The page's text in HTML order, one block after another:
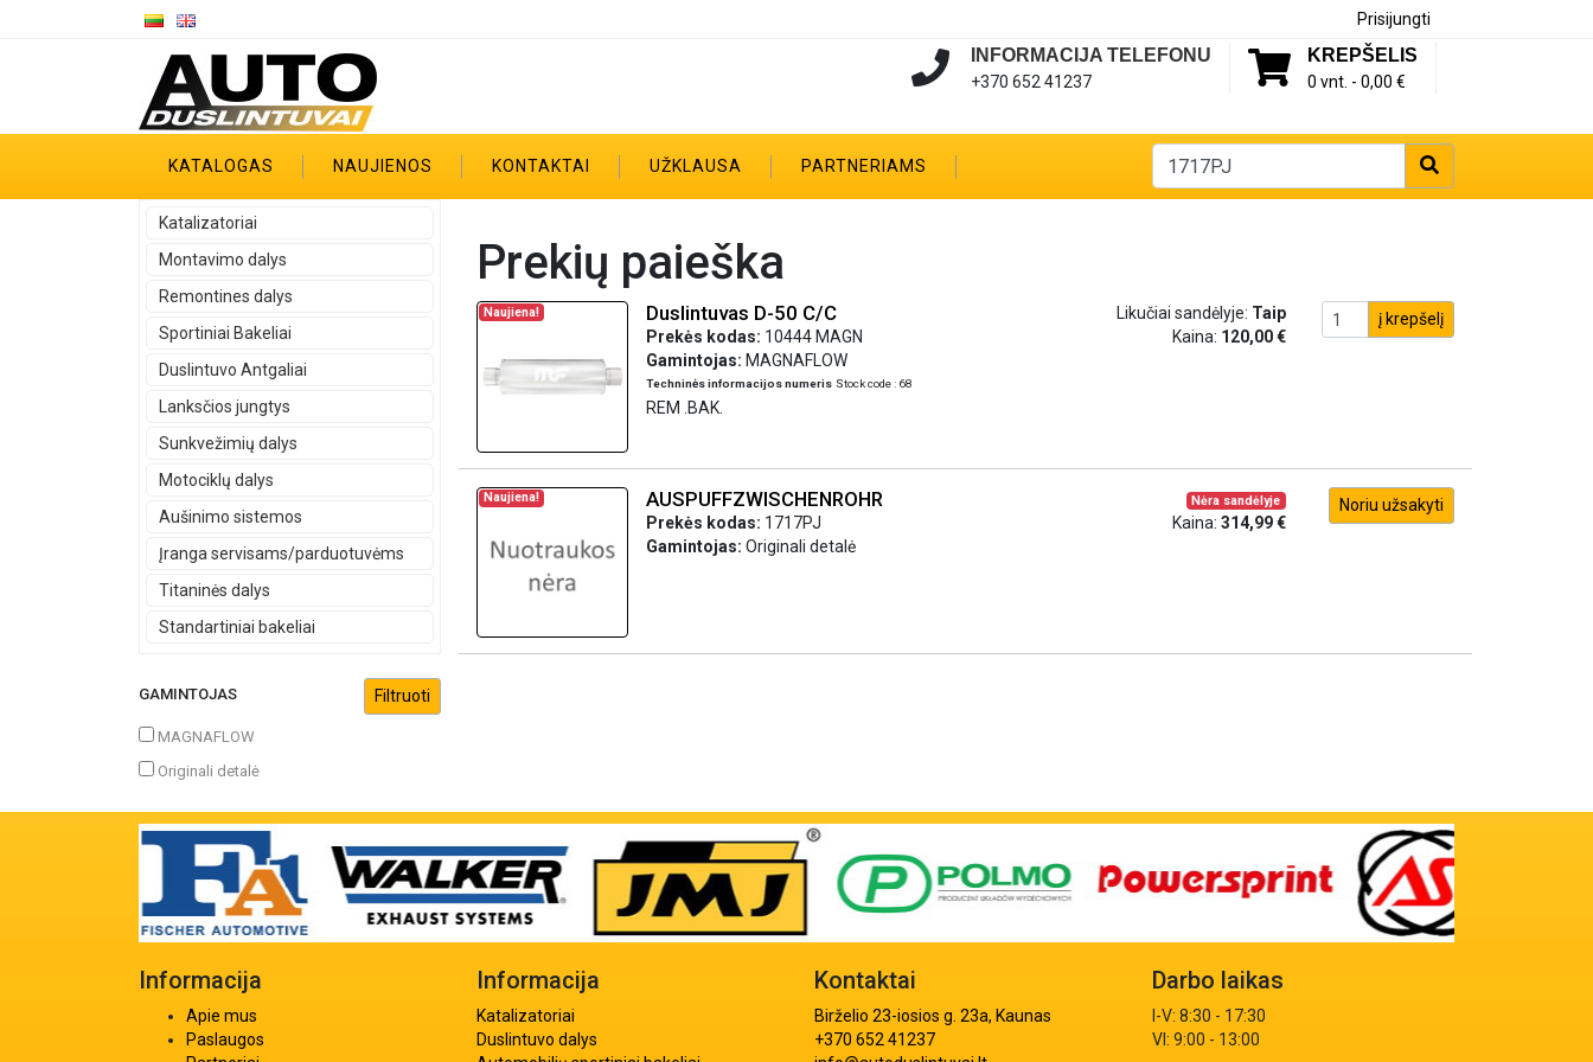
Prisijungti
KREPŠELIS
0 vnt. - 0,00 €
INFORMACIJA TELEFONU
+370 652 41237
KATALOGAS NAUJIENOS KONTAKTAI UŽKLAUSA PARTNERIAMS
Katalizatoriai
Montavimo dalys
Remontines dalys
Sportiniai Bakeliai
Duslintuvo Antgaliai
Lanksčios jungtys
Sunkvežimių dalys
Motociklų dalys
Aušinimo sistemos
Įranga servisams/parduotuvėms
Titaninės dalys
Standartiniai bakeliai
GAMINTOJAS
MAGNAFLOW
Originali detalė
Prekių paieška
Naujiena! Duslintuvas D-50 C/C
Prekės kodas: 10444 MAGN
Gamintojas: MAGNAFLOW
Techninės informacijos numeris Stock code : 68
REM .BAK.
Likučiai sandėlyje: Taip
Kaina: 120,00 €
į krepšelį
Naujiena! AUSPUFFZWISCHENROHR
Prekės kodas: 1717PJ
Gamintojas: Originali detalė
Nėra sandėlyje
Kaina: 314,99 €
Noriu užsakyti
Informacija
Apie mus
Paslaugos
Informacija
Katalizatoriai
Duslintuvo dalys
Kontaktai
Birželio 23-iosios g. 23a, Kaunas
+370 652 41237
Darbo laikas
I-V: 8:30 - 17:30
VI: 9:00 - 13:00